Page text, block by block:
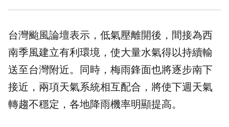
台灣颱風論壇表示，低氣壓離開後，間接為西
南季風建立有利環境，使大量水氣得以持續輸
送至台灣附近。同時，梅雨鋒面也將逐步南下
接近，兩項天氣系統相互配合，將使下週天氣
轉趨不穩定，各地降雨機率明顯提高。